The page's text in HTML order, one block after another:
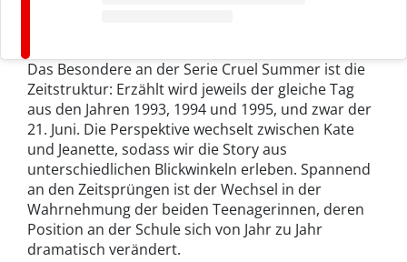
Das Besondere an der Serie Cruel Summer ist die
Zeitstruktur: Erzählt wird jeweils der gleiche Tag
aus den Jahren 1993, 1994 und 1995, und zwar der
21. Juni. Die Perspektive wechselt zwischen Kate
und Jeanette, sodass wir die Story aus
unterschiedlichen Blickwinkeln erleben. Spannend
an den Zeitsprüngen ist der Wechsel in der
Wahrnehmung der beiden Teenagerinnen, deren
Position an der Schule sich von Jahr zu Jahr
dramatisch verändert.